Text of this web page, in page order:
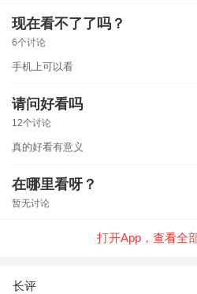
现在看不了了吗？
6个讨论
手机上可以看
请问好看吗
12个讨论
真的好看有意义
在哪里看呀？
暂无讨论
打开App，查看全
长评